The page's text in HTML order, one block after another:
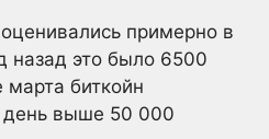
примерно в
назад это было 6500
биткойн
выше 50 000